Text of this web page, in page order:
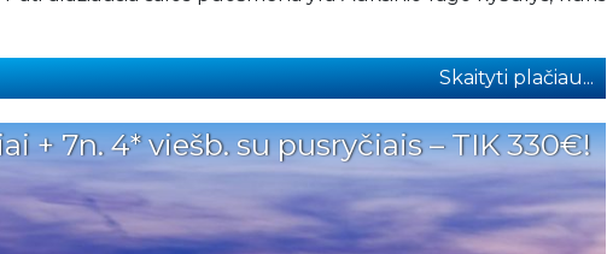
Skaityti plačiau...
+ 7n. 4* viešb. su pusryčiais – TIK 330€!